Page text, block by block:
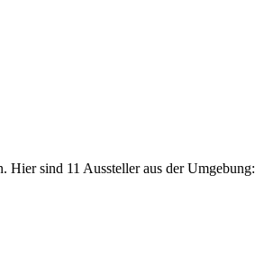
Hier sind 11 Aussteller aus der Umgebung: